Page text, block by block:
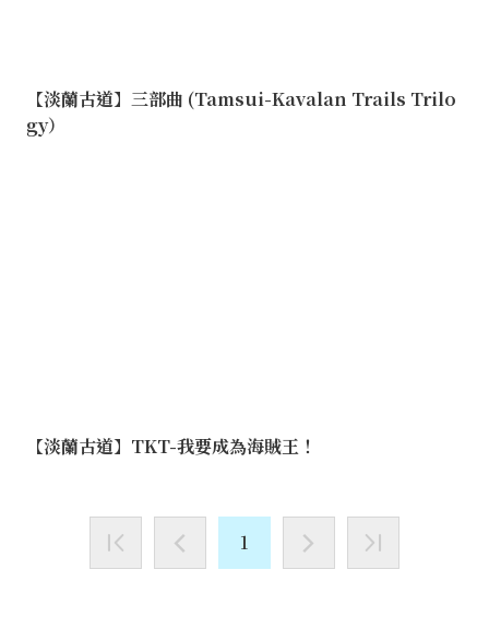
【淡蘭古道】三部曲 (Tamsui-Kavalan Trails Trilo
gy）
【淡蘭古道】TKT-我要成為海賊王！
1